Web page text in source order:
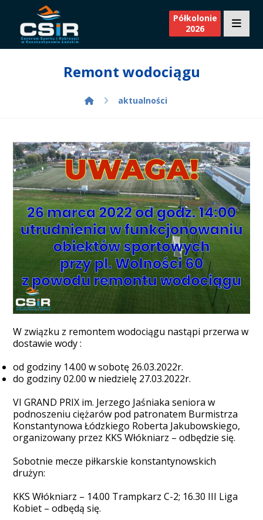
Półkolonie
2026
Remont wodociągu
aktualności
W związku z remontem wodociągu nastąpi przerwa w
dostawie wody :
od godziny 14.00 w sobotę 26.03.2022r.
do godziny 02.00 w niedzielę 27.03.2022r.
VI GRAND PRIX im. Jerzego Jaśniaka seniora w
podnoszeniu ciężarów pod patronatem Burmistrza
Konstantynowa Łódzkiego Roberta Jakubowskiego,
organizowany przez KKS Włókniarz – odbędzie się.
Sobotnie mecze piłkarskie konstantynowskich
drużyn:
KKS Włókniarz – 14.00 Trampkarz C-2; 16.30 III Liga
Kobiet – odbędą się.